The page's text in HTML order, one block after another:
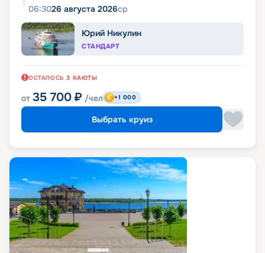
06:3026 августа 2026ср
Юрий Никулин
СТАНДАРТ
ОСТАЛОСЬ 3 КАЮТЫ
от 35 700 ₽ /чел +1 000
Выбрать круиз